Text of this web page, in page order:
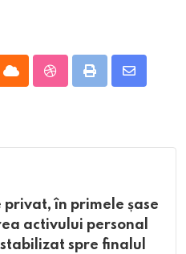
Cloud StumbleUpon
Print
Share
în primele șase
activului personal
spre finalul